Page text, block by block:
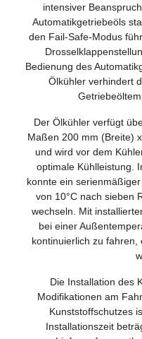
intensiver
Automatikgetriebeöls
den Fail-Safe-Modus
Bedienung des
Ölkühler verhindert
Der Ölkühler verfügt
Maßen 200 mm (Breite)
und wird vor dem
optimale Kühlleistung.
konnte ein
von 10°C nach sieben
wechseln. Mit
bei einer
kontinuierlich zu
Die Installation des
Modifikationen am
Kunststoffschutzes
Installationszeit